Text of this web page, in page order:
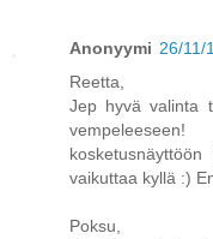
Anonyymi 26/11/
Reetta,
Jep hyvä valinta
vaikuttaa kyllä :)
Poksu,